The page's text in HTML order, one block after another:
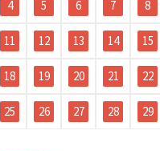
4 5 6 7 8
11 12 13 14 15
18 19 20 21 22
25 26 27 28 29